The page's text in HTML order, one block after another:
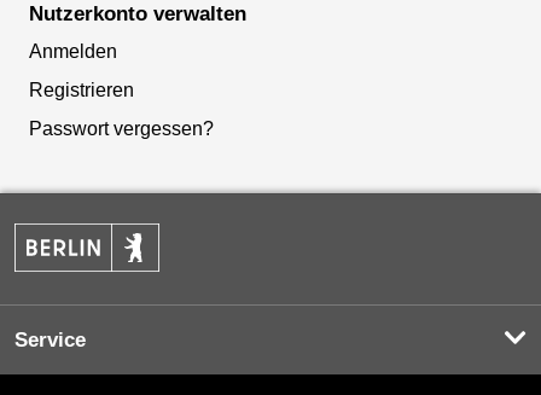
Nutzerkonto verwalten
Anmelden
Registrieren
Passwort vergessen?
Service